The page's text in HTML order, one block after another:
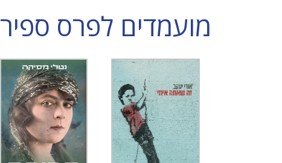
מועמדים לפרס ספיר